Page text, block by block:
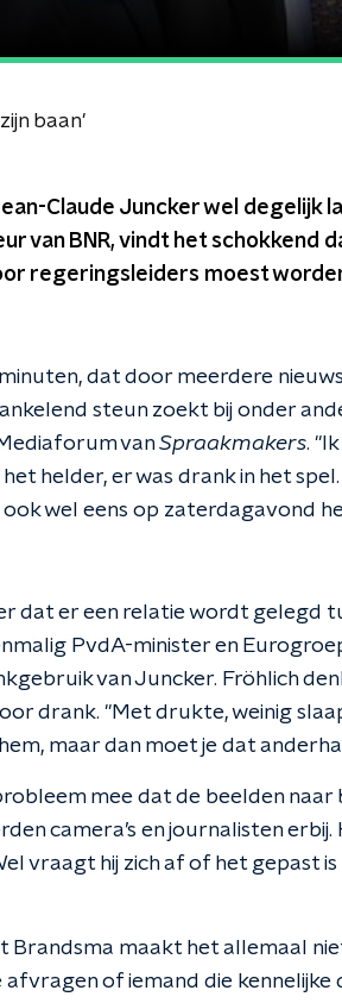
baan'
Claude Juncker wel degelijk
van BNR, vindt het schokkend
regeringsleiders moest
dat door meerdere
steun zoekt bij onder
vanSpraakmakers.
het helder, er was drank in het
ook wel eens op zaterdagavond
dat er een relatie wordt gelegd
PvdA-minister en
van Juncker. Fröhlich
drank. "Met drukte, weinig
maar dan moet je dat
mee dat de beelden naar
camera’s en journalisten
vraagt hij zich af of het gepast
maakt het allemaal
afvragen of iemand die